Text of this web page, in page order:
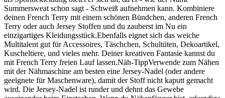
Summersweat schon sagt - Schweiß aufnehmen kann. Kombiniere
deinen French Terry mit einem schönen Bündchen, anderen French
Terry oder auch Jersey Stoffen und du zauberst im Nu ein
einzigartiges Kleidungsstück.Ebenfalls eignet sich das weiche
Multitalent gut für Accessoires, Täschchen, Schultüten, Dekoartikel,
Kuscheltiere, und vieles mehr. Deiner kreativen Fantasie kannst du
mit French Terry freien Lauf lassen.Näh-TippVerwende zum Nähen
mit der Nähmaschine am besten eine Jersey-Nadel (oder andere
geeignete für Maschenware), damit der Stoff nicht kaputt gemacht
wird. Die Jersey-Nadel ist runder und dehnt das Gewebe